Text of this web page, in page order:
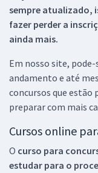
sempre atualizado,
fazer perder a
ainda mais.
Em nosso site,
andamento e até
concursos que estão
preparar com mais
Cursos online
O curso para
estudar para o